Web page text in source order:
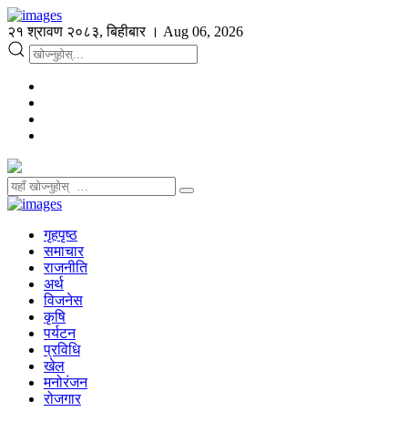
२१ श्रावण २०८३, बिहीबार । Aug 06, 2026
गृहपृष्ठ
समाचार
राजनीति
अर्थ
विजनेस
कृषि
पर्यटन
प्रविधि
खेल
मनोरंजन
रोजगार